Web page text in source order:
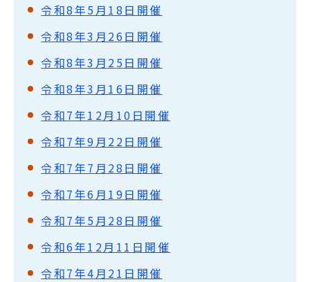
令和8年5月18日開催
令和8年3月26日開催
令和8年3月25日開催
令和8年3月16日開催
令和7年12月10日開催
令和7年9月22日開催
令和7年7月28日開催
令和7年6月19日開催
令和7年5月28日開催
令和6年12月11日開催
令和7年4月21日開催